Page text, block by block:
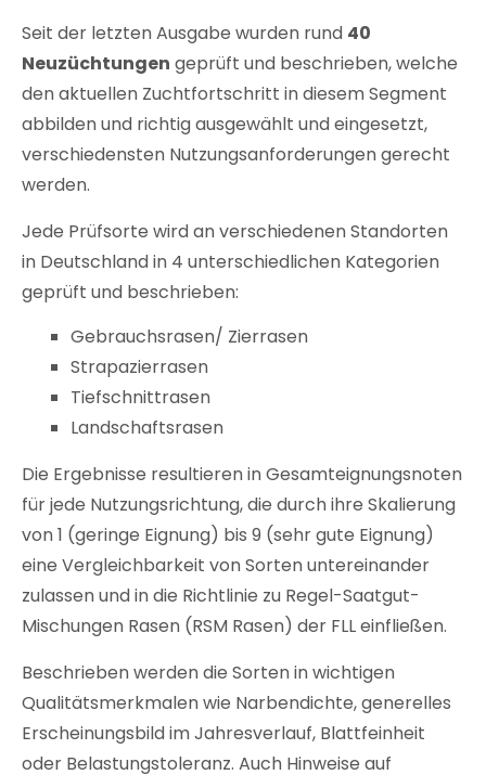
Seit der letzten Ausgabe wurden rund 40
Neuzüchtungen geprüft und beschrieben, welche
den aktuellen Zuchtfortschritt in diesem Segment
abbilden und richtig ausgewählt und eingesetzt,
verschiedensten Nutzungsanforderungen gerecht
werden.
Jede Prüfsorte wird an verschiedenen Standorten
in Deutschland in 4 unterschiedlichen Kategorien
geprüft und beschrieben:
Gebrauchsrasen/ Zierrasen
Strapazierrasen
Tiefschnittrasen
Landschaftsrasen
Die Ergebnisse resultieren in Gesamteignungsnoten
für jede Nutzungsrichtung, die durch ihre Skalierung
von 1 (geringe Eignung) bis 9 (sehr gute Eignung)
eine Vergleichbarkeit von Sorten untereinander
zulassen und in die Richtlinie zu Regel-Saatgut-
Mischungen Rasen (RSM Rasen) der FLL einfließen.
Beschrieben werden die Sorten in wichtigen
Qualitätsmerkmalen wie Narbendichte, generelles
Erscheinungsbild im Jahresverlauf, Blattfeinheit
oder Belastungstoleranz. Auch Hinweise auf